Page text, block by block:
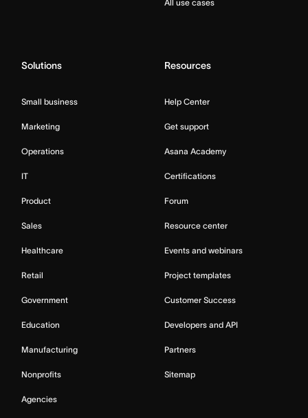
All use cases
Solutions
Small business
Marketing
Operations
IT
Product
Sales
Healthcare
Retail
Government
Education
Manufacturing
Nonprofits
Agencies
Resources
Help Center
Get support
Asana Academy
Certifications
Forum
Resource center
Events and webinars
Project templates
Customer Success
Developers and API
Partners
Sitemap